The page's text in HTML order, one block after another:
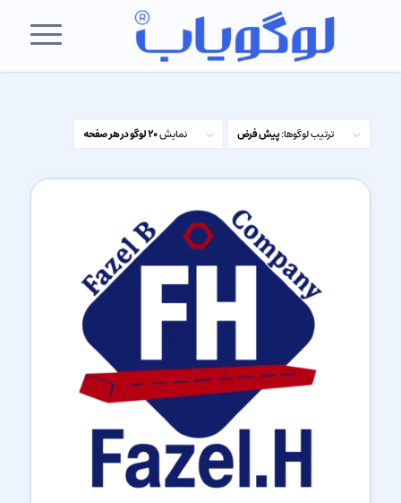
ترتیب لوگوها:پیش فرض نمایش20 لوگو در هر صفحه